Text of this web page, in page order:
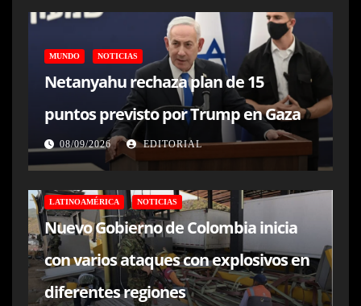
MUNDO NOTICIAS
Netanyahu rechaza plan de 15
puntos previsto por Trump en Gaza
08/09/2026 EDITORIAL
LATINOAMÉRICA NOTICIAS
Nuevo Gobierno de Colombia inicia
con varios ataques con explosivos en
diferentes regiones